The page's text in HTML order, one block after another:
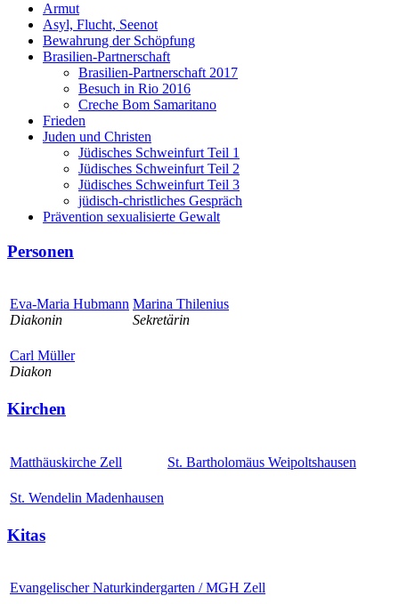
Armut
Asyl, Flucht, Seenot
Bewahrung der Schöpfung
Brasilien-Partnerschaft
Brasilien-Partnerschaft 2017
Besuch in Rio 2016
Creche Bom Samaritano
Frieden
Juden und Christen
Jüdisches Schweinfurt Teil 1
Jüdisches Schweinfurt Teil 2
Jüdisches Schweinfurt Teil 3
jüdisch-christliches Gespräch
Prävention sexualisierte Gewalt
Personen
Eva-Maria Hubmann
Diakonin
Marina Thilenius
Sekretärin
Carl Müller
Diakon
Kirchen
Matthäuskirche Zell St. Bartholomäus Weipoltshausen
St. Wendelin Madenhausen
Kitas
Evangelischer Naturkindergarten / MGH Zell